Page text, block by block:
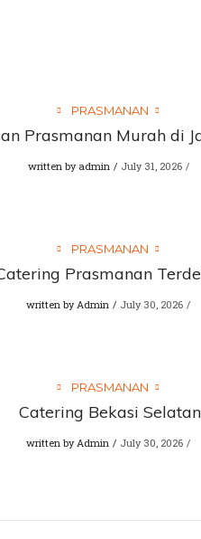
PRASMANAN
Prasmanan Murah di
written by admin July 31, 2026
PRASMANAN
Prasmanan
written byAdmin July 30, 2026
PRASMANAN
Catering Bekasi Selatan
written byAdmin July 30, 2026